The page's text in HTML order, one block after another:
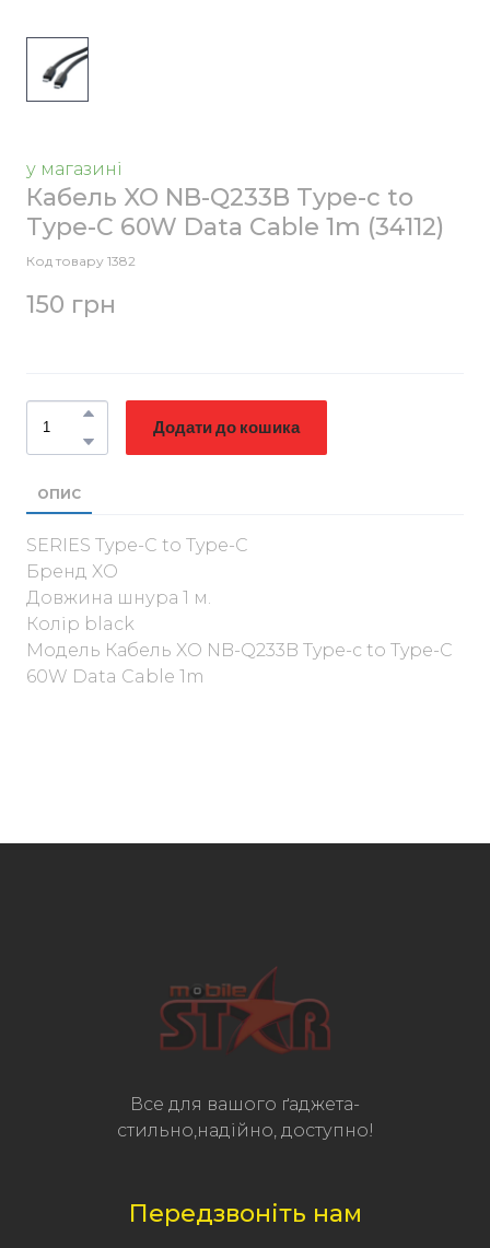
у магазині
Кабель XO NB-Q233B Type-c to
Type-C 60W Data Cable 1m (34112)
Код товару 1382
150 грн
Додати до кошика
ОПИС
SERIES Type-C to Type-C
Бренд XO
Довжина шнура 1 м.
Колір black
Модель Кабель XO NB-Q233B Type-c to Type-C
60W Data Cable 1m
Все для вашого ґаджета-
стильно,надійно, доступно!
Передзвоніть нам